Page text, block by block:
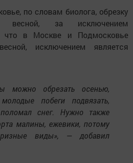
по словам биолога, обрезку
весной, за исключением
что в Москве и Подмосковье
исключением является
можно обрезать осенью,
побеги подвязать,
снег. Нужно также
малины, ежевики, потому
виды», — добавил